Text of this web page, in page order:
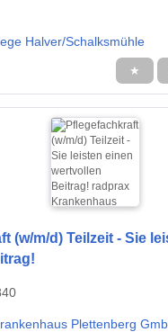
Halver/Schalksmühle
★
(w/m/d) Teilzeit - Sie
Plettenberg